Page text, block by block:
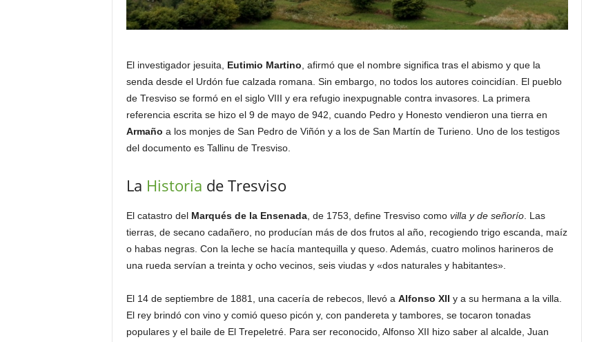
El investigador jesuita, Eutimio Martino , afirmó que el nombre significa tras el abismo y que la
senda desde el Urdón fue calzada romana. Sin embargo, no todos los autores coincidían. El pueblo
de Tresviso se formó en el siglo VIII y era refugio inexpugnable contra invasores. La primera
referencia escrita se hizo el 9 de mayo de 942, cuando Pedro y Honesto vendieron una tierra en
Armaño a los monjes de San Pedro de Viñón y a los de San Martín de Turieno. Uno de los testigos
del documento es Tallinu de Tresviso.
La Historia de Tresviso
El catastro del Marqués de la Ensenada, de 1753, define Tresviso comovilla y de señorío. Las
tierras, de secano cadañero, no producían más de dos frutos al año, recogiendo trigo escanda, maíz
o habas negras. Con la leche se hacía mantequilla y queso. Además, cuatro molinos harineros de
una rueda servían a treinta y ocho vecinos, seis viudas y «dos naturales y habitantes».
El 14 de septiembre de 1881, una cacería de rebecos, llevó a Alfonso XII y a su hermana a la villa.
El rey brindó con vino y comió queso picón y, con pandereta y tambores, se tocaron tonadas
populares y el baile de El Trepeletré. Para ser reconocido, Alfonso XII hizo saber al alcalde, Juan